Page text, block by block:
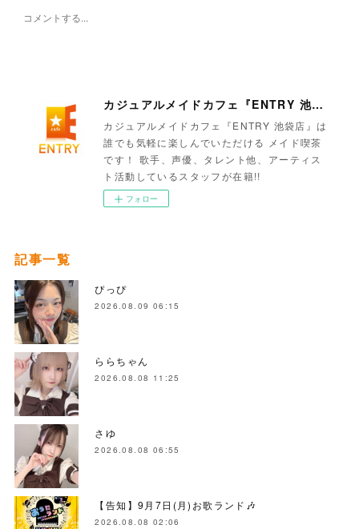
カジュアルメイドカフェ『ENTRY 池袋店』
カジュアルメイドカフェ『ENTRY 池袋店』は
誰でも気軽に楽しんでいただける メイド喫茶
です！ 歌手、声優、タレント他、アーティス
ト活動しているスタッフが在籍!!
フォロー
記事一覧
ぴっぴ
2026.08.09 06:15
ららちゃん
2026.08.08 11:25
さゆ
2026.08.08 06:55
【告知】9月7日(月)お歌ランド🎶
2026.08.08 02:06